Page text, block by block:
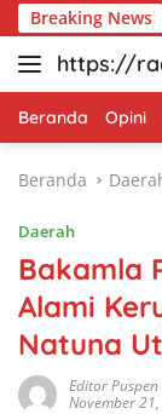
Langsung
ke
konten
Breaking News
Pangkas
https://
Beranda Opini
Beranda
Daerah
Bakamla
Alami
Natuna
Editor Puspen
November